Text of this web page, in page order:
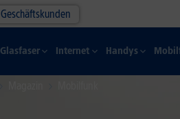
Geschäftskunden
Glasfaser Internet Handys